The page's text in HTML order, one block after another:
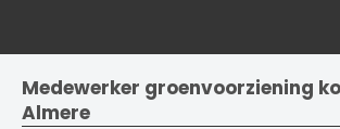
Medewerker groenvoorziening
Almere